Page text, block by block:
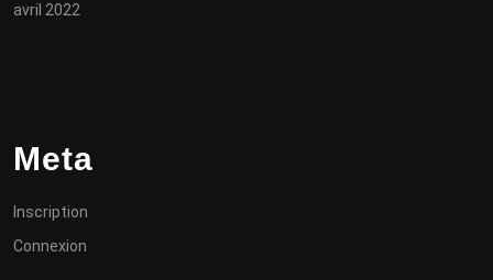
avril 2022
Meta
Inscription
Connexion